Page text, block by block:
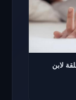
لابن